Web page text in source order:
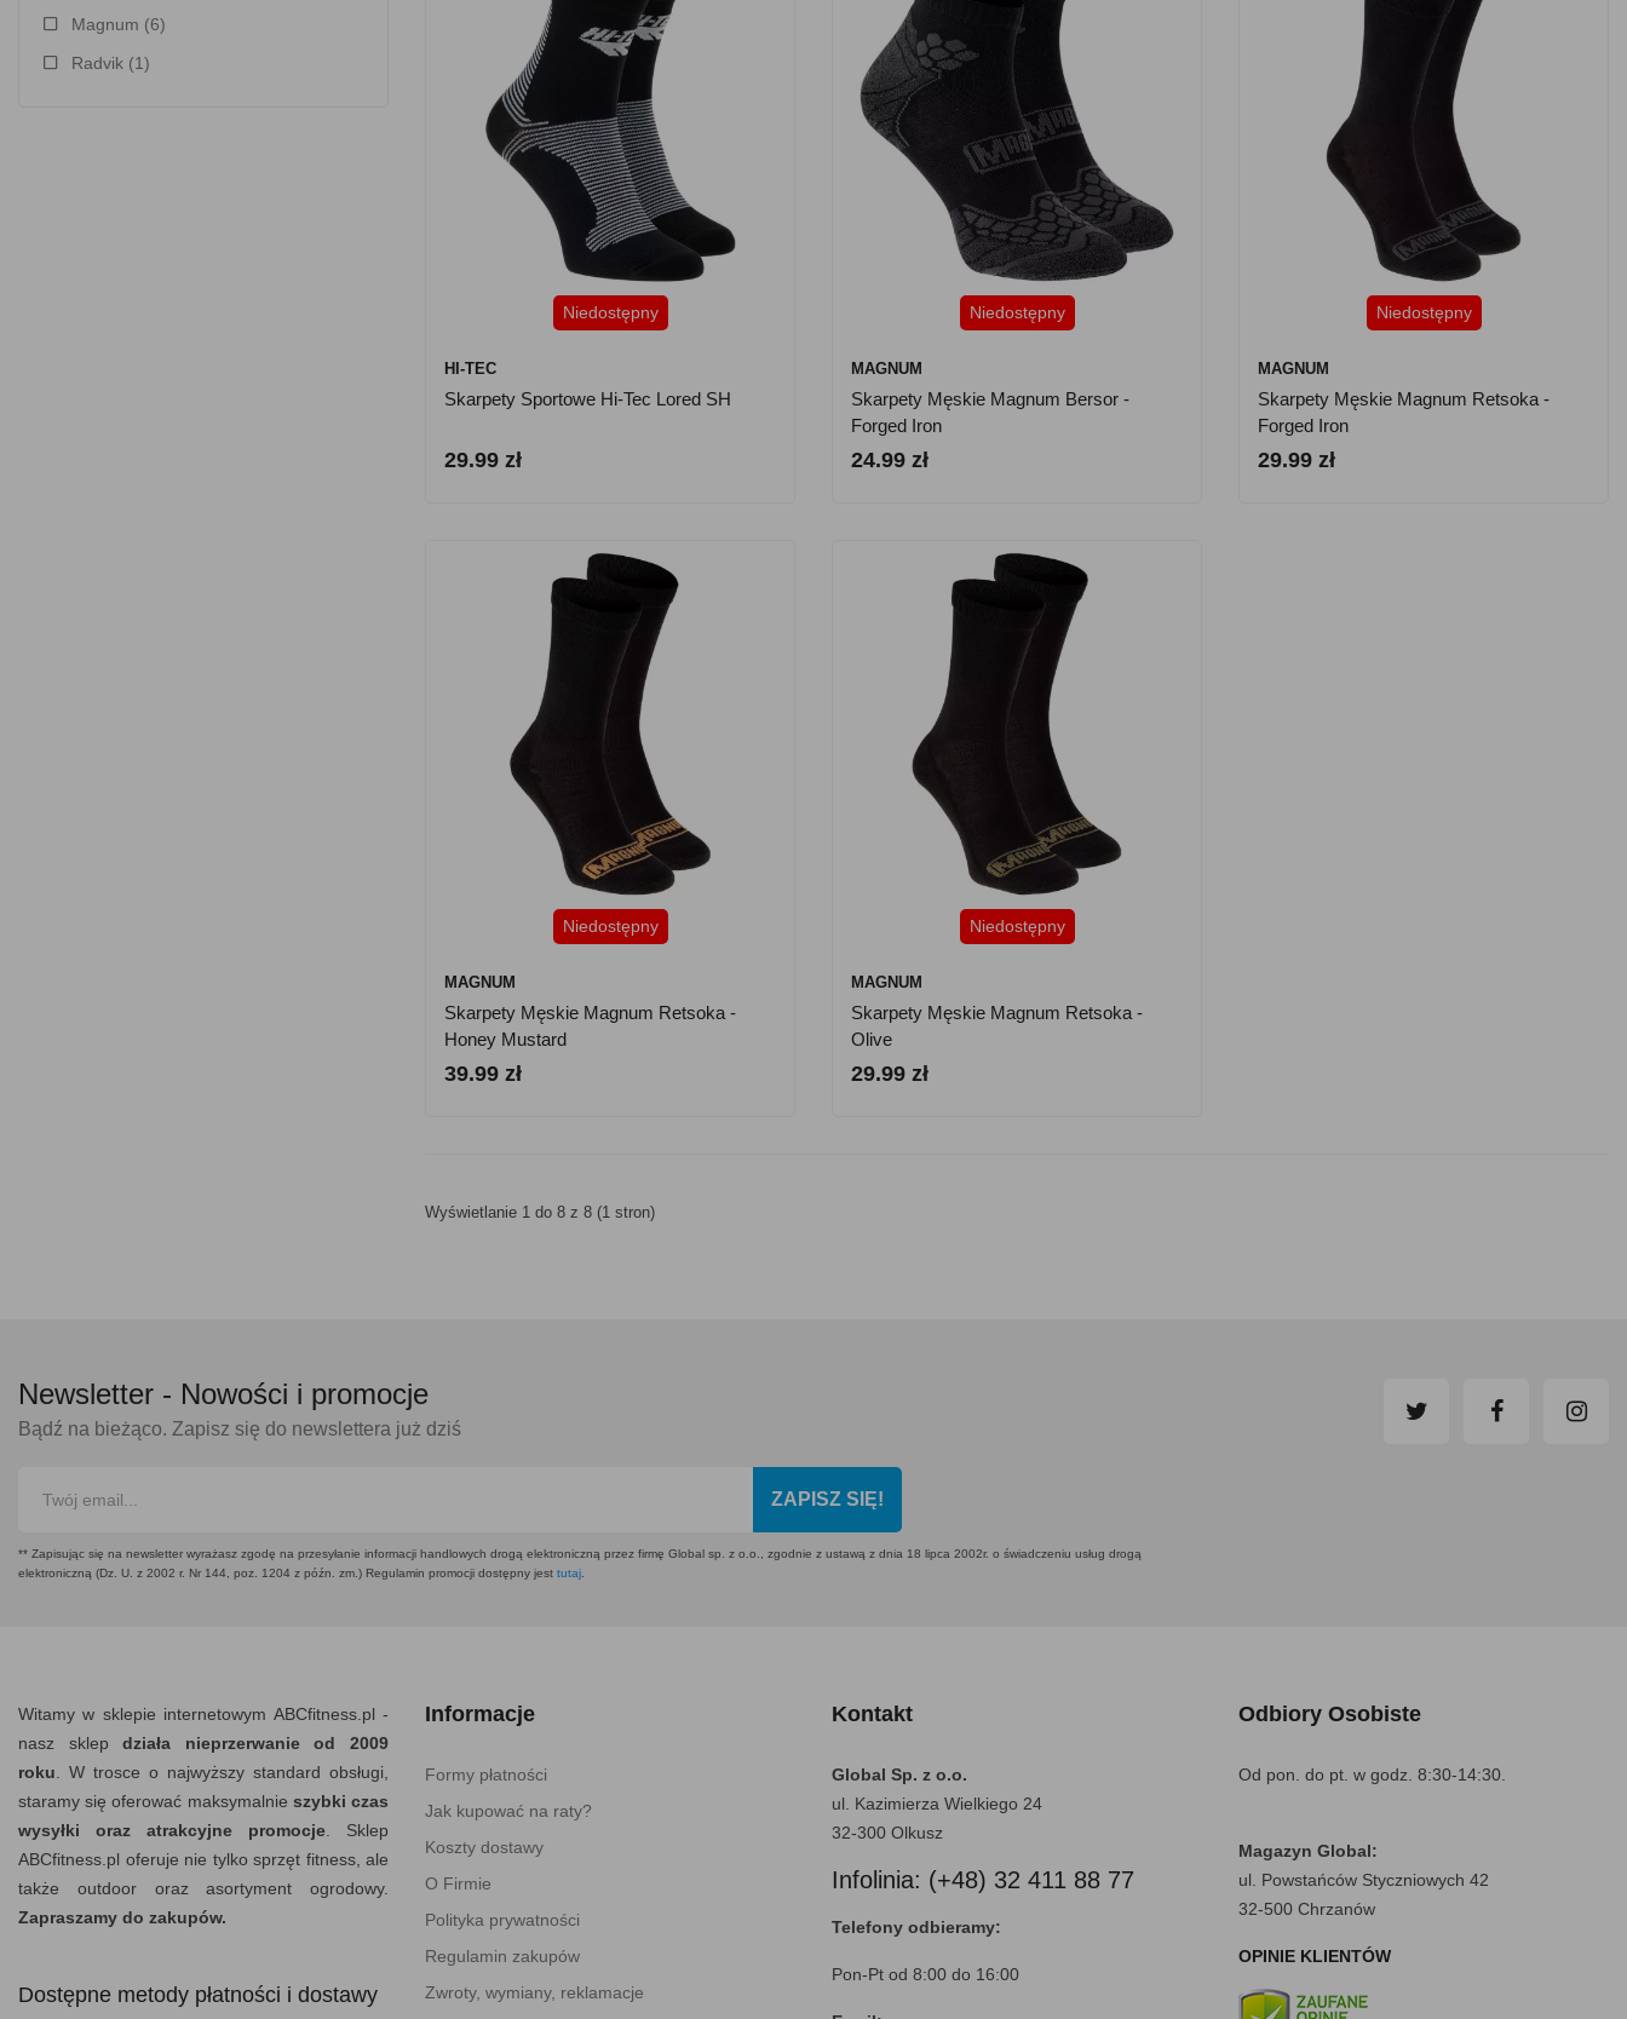
Magnum (6)
Radvik (1)
Niedostępny
HI-TEC
Skarpety Sportowe Hi-Tec Lored SH
29.99 zł
Niedostępny
MAGNUM
Skarpety Męskie Magnum Bersor -
Forged Iron
24.99 zł
Niedostępny
MAGNUM
Skarpety Męskie Magnum Retsoka -
Forged Iron
29.99 zł
Niedostępny
MAGNUM
Skarpety Męskie Magnum Retsoka -
Honey Mustard
39.99 zł
Niedostępny
MAGNUM
Skarpety Męskie Magnum Retsoka -
Olive
29.99 zł
Wyświetlanie 1 do 8 z 8 (1 stron)
Newsletter - Nowości i promocje
Bądź na bieżąco. Zapisz się do newslettera już dziś
ZAPISZ SIĘ!
** Zapisując się na newsletter wyrażasz zgodę na przesyłanie informacji handlowych drogą elektroniczną przez firmę Global sp. z o.o., zgodnie z ustawą z dnia 18 lipca 2002r. o świadczeniu usług drogą
elektroniczną (Dz. U. z 2002 r. Nr 144, poz. 1204 z późn. zm.) Regulamin promocji dostępny jest tutaj
Witamy w sklepie internetowym ABCfitness.pl -
nasz sklepdziała nieprzerwanie od 2009
roku . W trosce o najwyższy standard obsługi,
staramy się oferować maksymalnie szybki czas
wysyłki oraz atrakcyjne promocje . Sklep
ABCfitness.pl oferuje nie tylko sprzęt fitness, ale
także outdoor oraz asortyment ogrodowy.
Zapraszamy do zakupów.
Dostępne metody płatności i dostawy
Informacje
Formy płatności
Jak kupować na raty?
Koszty dostawy
O Firmie
Polityka prywatności
Regulamin zakupów
Zwroty, wymiany, reklamacje
Kontakt
Global Sp. z o.o.
ul. Kazimierza Wielkiego 24
32-300 Olkusz
Infolinia: (+48) 32 411 88 77
Telefony odbieramy:
Pon-Pt od 8:00 do 16:00
Odbiory Osobiste
Od pon. do pt. w godz. 8:30-14:30.
Magazyn Global:
ul. Powstańców Styczniowych 42
32-500 Chrzanów
OPINIE KLIENTÓW